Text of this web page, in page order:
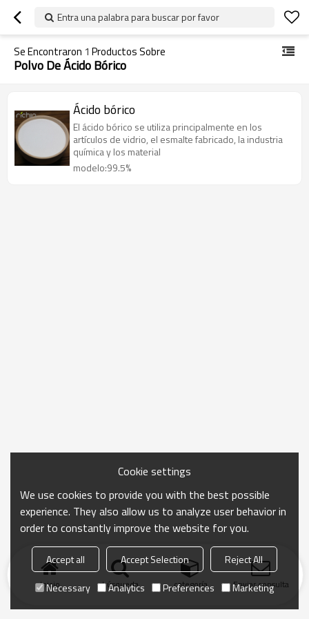
Entra una palabra para buscar por favor
Se Encontraron 1 Productos Sobre
Polvo De Ácido Bórico
Ácido bórico
El ácido bórico se utiliza principalmente en los
artículos de vidrio, el esmalte fabricado, la industria
química y los material
modelo:99.5%
Inicio búsqueda categoría Enviar consulta
Cookie settings
We use cookies to provide you with the best possible
experience. They also allow us to analyze user behavior in
order to constantly improve the website for you.
Accept all Accept Selection
Reject All
Necessary
Analytics Preferences Marketing